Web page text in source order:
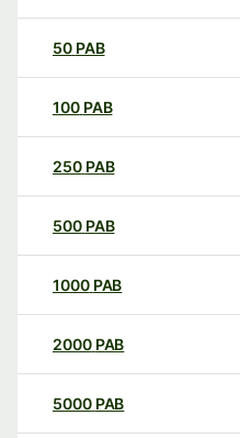
50 PAB
100 PAB
250 PAB
500 PAB
1000 PAB
2000 PAB
5000 PAB